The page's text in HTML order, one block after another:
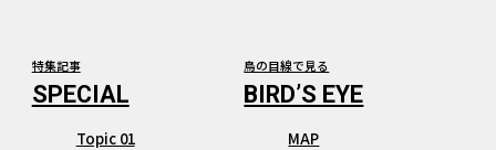
特集記事
Topic 01
鳥の目線で見る
MAP